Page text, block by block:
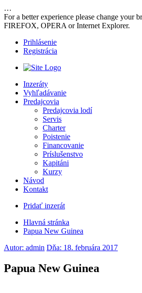
…
For a better experience please change your
FIREFOX, OPERA or Internet Explorer.
Prihlásenie
Registrácia
Inzeráty
Vyhľadávanie
Predajcovia
Predajcovia lodí
Servis
Charter
Poistenie
Financovanie
Príslušenstvo
Kapitáni
Kurzy
Návod
Kontakt
Pridať inzerát
Hlavná stránka
Papua New Guinea
Autor: admin Dňa: 18. februára 2017
Papua New Guinea